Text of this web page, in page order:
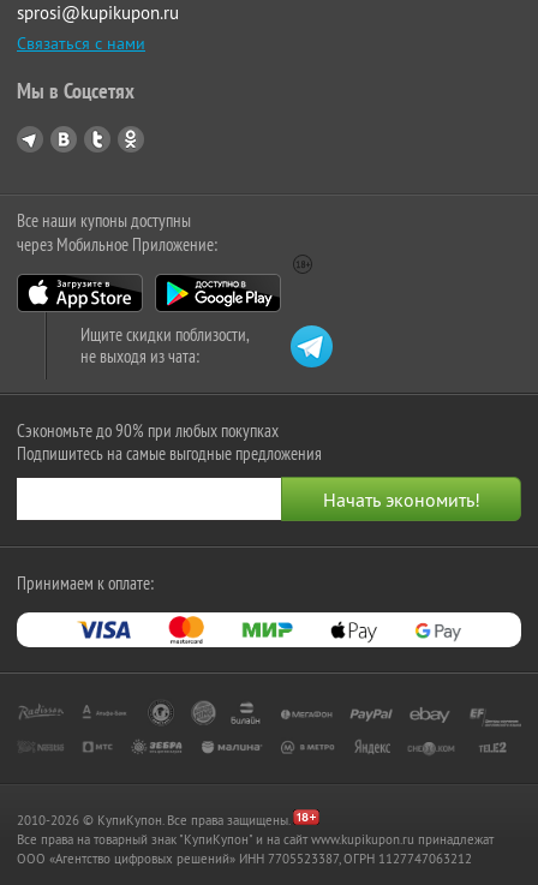
sprosi@kupikupon.ru
Связаться с нами
Мы в Соцсетях
Все наши купоны доступны
через Мобильное Приложение:
Ищите скидки поблизости,
не выходя из чата:
Сэкономьте до 90% при любых покупках
Подпишитесь на самые выгодные предложения
Принимаем к оплате:
2010-2026 © КупиКупон. Все права защищены.
Все права на товарный знак "КупиКупон" и на сайт www.kupikupon.ru принадлежат
OOO «Агентство цифровых решений» ИНН 7705523387, ОГРН 1127747063212